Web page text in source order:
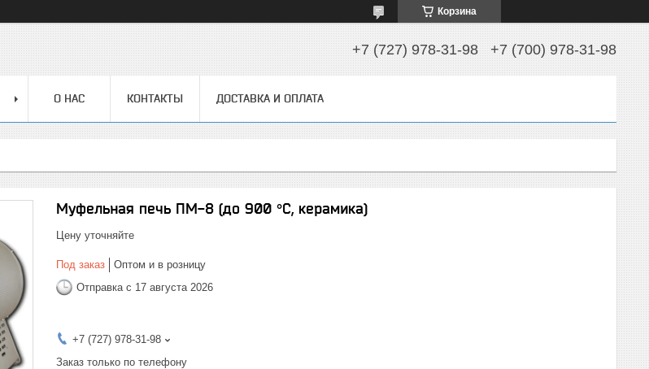
Корзина
+7 (727) 978-31-98 +7 (700) 978-31-98
О НАС КОНТАКТЫ ДОСТАВКА И ОПЛАТА
Муфельная печь ПМ-8 (до 900 °С, керамика)
Цену уточняйте
Под заказ
Оптом и в розницу
Отправка с 17 августа 2026
+7 (727) 978-31-98
Заказ только по телефону